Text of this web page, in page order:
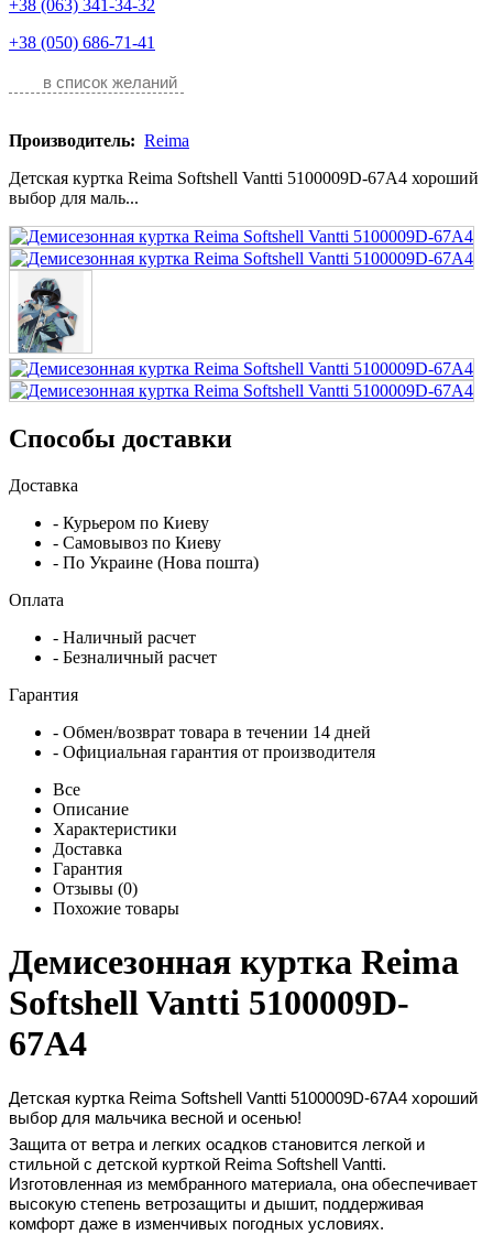
+38 (063) 341-34-32
+38 (050) 686-71-41
в список желаний
Производитель: Reima
Детская куртка Reima Softshell Vantti 5100009D-67A4 хороший
выбор для маль...
Способы доставки
Доставка
- Курьером по Киеву
- Самовывоз по Киеву
- По Украине (Нова пошта)
Оплата
- Наличный расчет
- Безналичный расчет
Гарантия
- Обмен/возврат товара в течении 14 дней
- Официальная гарантия от производителя
Все
Описание
Характеристики
Доставка
Гарантия
Отзывы (0)
Похожие товары
Демисезонная куртка Reima
Softshell Vantti 5100009D-
67A4
Детская куртка Reima Softshell Vantti 5100009D-67A4 хороший
выбор для мальчика весной и осенью!
Защита от ветра и легких осадков становится легкой и
стильной с детской курткой Reima Softshell Vantti.
Изготовленная из мембранного материала, она обеспечивает
высокую степень ветрозащиты и дышит, поддерживая
комфорт даже в изменчивых погодных условиях.